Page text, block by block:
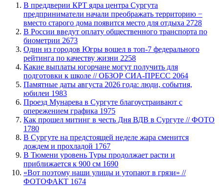
​В преддверии КРТ ядра центра Сургута
предприниматели начали преображать территорию −
вместо старого дома появится место для отдыха 2728
В России введут оплату общественного транспорта по
биометрии 2673
Один из городов Югры вошел в топ-7 федерального
рейтинга по качеству жизни 2258
Какие выплаты югорчане могут получить для
подготовки к школе // ОБЗОР СИА-ПРЕСС 2064
​Памятные даты августа 2026 года: люди, события,
юбилеи 1983
​Проезд Мунарева в Сургуте благоустраивают с
опережением графика 1975
Как прошел митинг в честь Дня ВДВ в Сургуте // ФОТО
1780
В Сургуте на предстоящей неделе жара сменится
дождем и прохладой 1767
В Тюмени уровень Туры продолжает расти и
приближается к 900 см 1690
«Вот поэтому наши улицы и утопают в грязи» //
ФОТОФАКТ 1674